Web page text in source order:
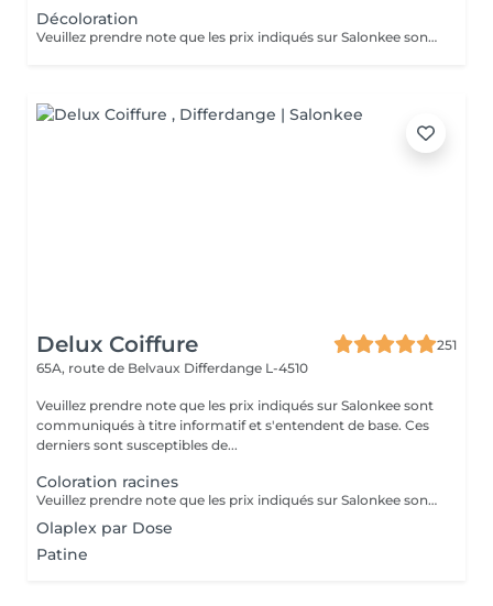
Décoloration
Veuillez prendre note que les prix indiqués sur Salonkee sont communiqués à titre informatif et s'entendent de base. Ces derniers sont susceptibles de varier selon le diagnostic réalisé à votre arrivée au salon et l'expertise du professionnel à qui vous confiez votre beauté. Dans tous les cas, un devis précis vous sera proposé et toutes réalisations de prestations seront effectuées avec votre accord. Un grand merci d'avance pour votre compréhension. Au plaisir de vous recevoir très vite.
Delux Coiffure
251
65A, route de Belvaux Differdange L-4510
Veuillez prendre note que les prix indiqués sur Salonkee sont
communiqués à titre informatif et s'entendent de base. Ces
derniers sont susceptibles de...
Coloration racines
Veuillez prendre note que les prix indiqués sur Salonkee sont communiqués à titre informatif et s'entendent de base. Ces derniers sont susceptibles de varier selon le diagnostic réalisé à votre arrivée au salon et l'expertise du professionnel à qui vous confiez votre beauté. Dans tous les cas, un devis précis vous sera proposé et toutes réalisations de prestations seront effectuées avec votre accord. Un grand merci d'avance pour votre compréhension. Au plaisir de vous revoir très vite.
Olaplex par Dose
Patine